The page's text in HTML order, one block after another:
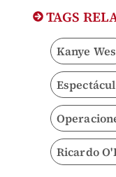
TAGS
Kanye
Ricardo